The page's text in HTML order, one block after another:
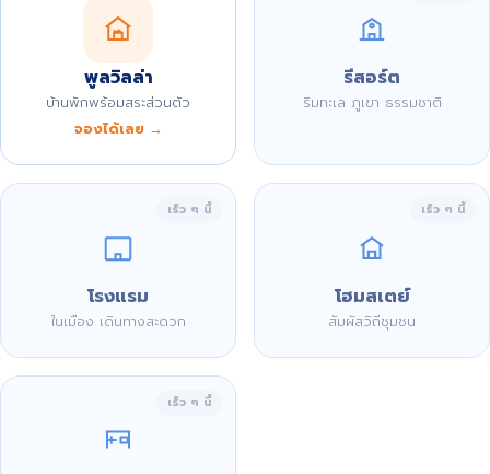
พูลวิลล่า
บ้านพักพร้อมสระส่วนตัว
จองได้เลย →
รีสอร์ต
ริมทะเล ภูเขา ธรรมชาติ
เร็ว ๆ นี้
โรงแรม
ในเมือง เดินทางสะดวก
เร็ว ๆ นี้
โฮมสเตย์
สัมผัสวิถีชุมชน
เร็ว ๆ นี้